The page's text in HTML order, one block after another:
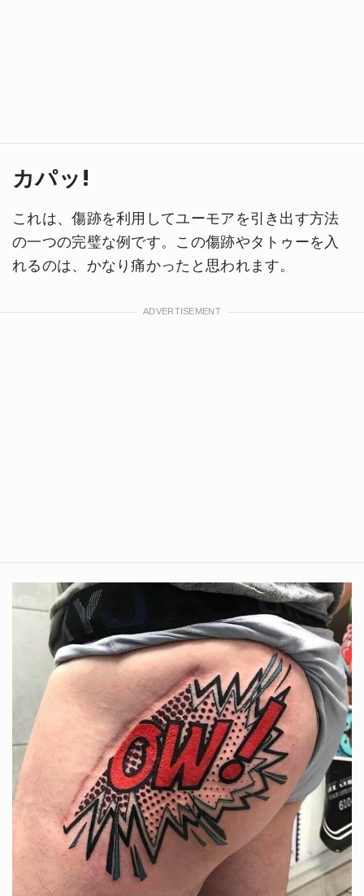
カパッ!
これは、傷跡を利用してユーモアを引き出す方法
の一つの完璧な例です。この傷跡やタトゥーを入
れるのは、かなり痛かったと思われます。